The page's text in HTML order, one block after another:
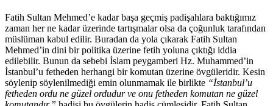
Fatih Sultan Mehmed’e kadar başa geçmiş padişahlara baktığımız
zaman her ne kadar üzerinde tartışmalar olsa da çoğunluk tarafından
müslüman kabul edilir. Buradan da yola çıkarak Fatih Sultan
Mehmed’in dini bir politika üzerine fetih yoluna çıktığı iddia
edilebilir. Bunun da sebebi İslam peygamberi Hz. Muhammed’in
İstanbul’u fetheden herhangi bir komutan üzerine övgüleridir. Kesin
söylenip söylenilmediği emin olunmamak ile birlikte “İstanbul’u
fetheden ordu ne güzel ordudur ve onu fetheden komutan ne güzel